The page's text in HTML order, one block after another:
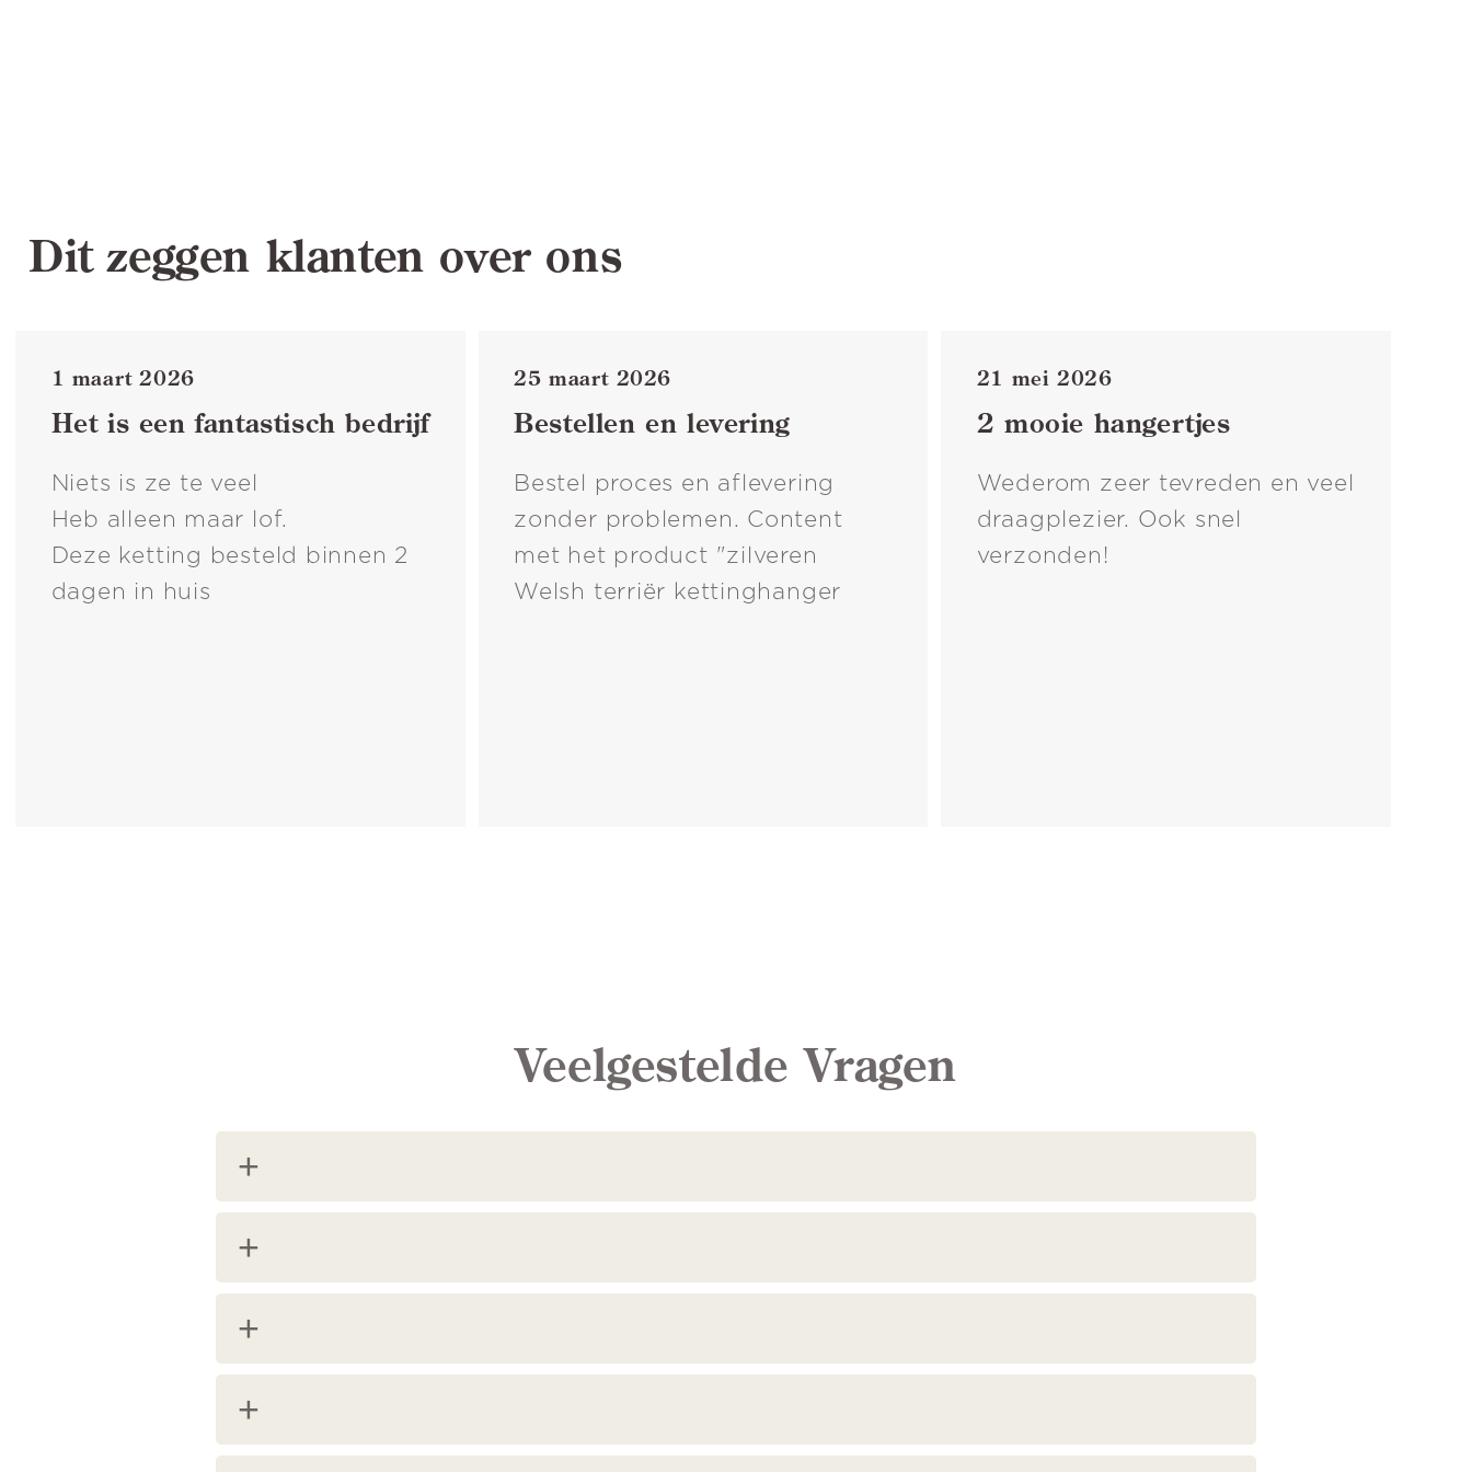
Dit zeggen klanten over ons
1 maart 2026
Het is een fantastisch bedrijf
Niets is ze te veel
Heb alleen maar lof.
Deze ketting besteld binnen 2
dagen in huis
25 maart 2026
Bestellen en levering
Bestel proces en aflevering
zonder problemen. Content
met het product "zilveren
Welsh terriër kettinghanger
21 mei 2026
2 mooie hangertjes
Wederom zeer tevreden en veel
draagplezier. Ook snel
verzonden!
Veelgestelde Vragen